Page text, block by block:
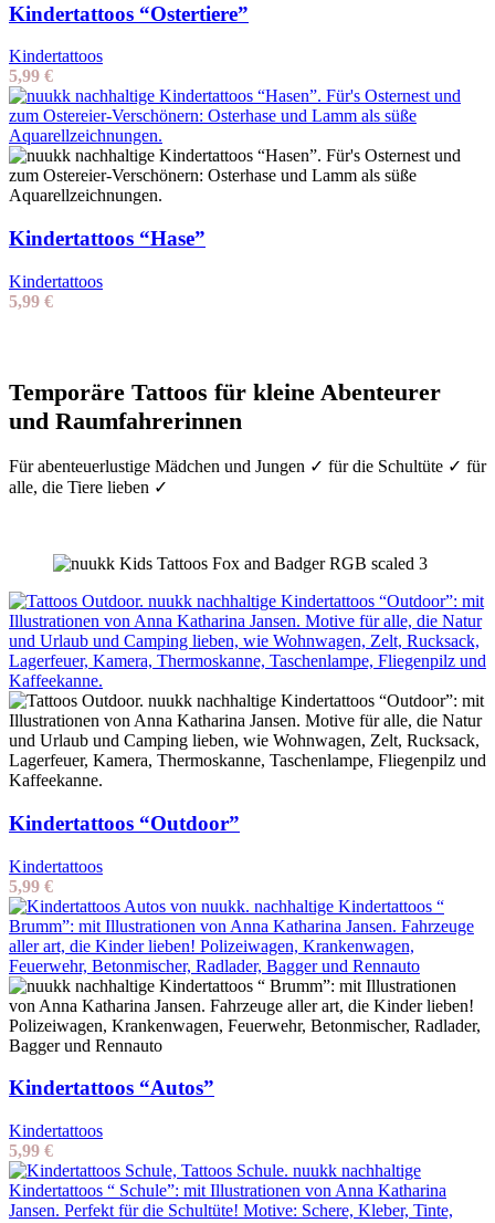
Kindertattoos “Ostertiere”
Kindertattoos
5,99 €
Kindertattoos “Hase”
Kindertattoos
5,99 €
Temporäre Tattoos für kleine Abenteurer
und Raumfahrerinnen
Für abenteuerlustige Mädchen und Jungen ✓ für die Schultüte ✓ für
alle, die Tiere lieben ✓
Kindertattoos “Outdoor”
Kindertattoos
5,99 €
Kindertattoos “Autos”
Kindertattoos
5,99 €